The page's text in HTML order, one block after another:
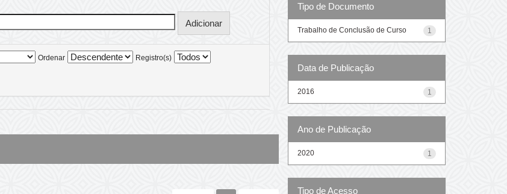
Ordenar Registro(s)
Tipo de Documento
1
Trabalho de Conclusão de Curso
Data de Publicação
1
2016
Ano de Publicação
1
2020
Tipo de Acesso